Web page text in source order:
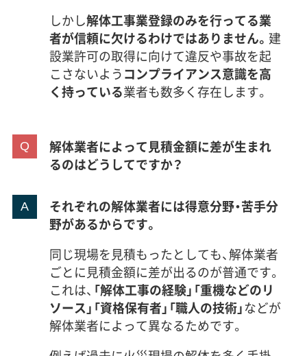
しかし解体工事業登録のみを行ってる業
者が信頼に欠けるわけではありません。 建
設業許可の取得に向けて違反や事故を起
こさないようコンプライアンス意識を高
く持っている業者も数多く存在します。
解体業者によって見積金額に差が生まれ
るのはどうしてですか？
それぞれの解体業者には得意分野・苦手分
野があるからです。
同じ現場を見積もったとしても、解体業者
ごとに見積金額に差が出るのが普通です。
これは、 「解体工事の経験」「重機などのリ
ソース」「資格保有者」「職人の技術」などが
解体業者によって異なるためです。